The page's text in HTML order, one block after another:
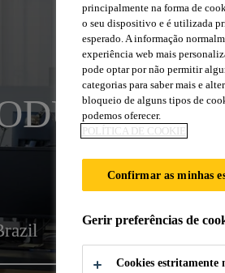
E
principalmente na forma de
o seu dispositivo e é utilizada
esperado. A informação
experiência web mais
pode optar por não permitir
categorias para saber mais e
bloqueio de alguns tipos de
podemos oferecer.
POLÍTICA DE COOKIE
Confirmar as minhas
Gerir preferências de
Cookies estritamente